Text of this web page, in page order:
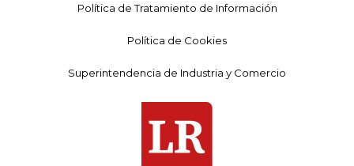
Política de Tratamiento de Información
Política de Cookies
Superintendencia de Industria y Comercio